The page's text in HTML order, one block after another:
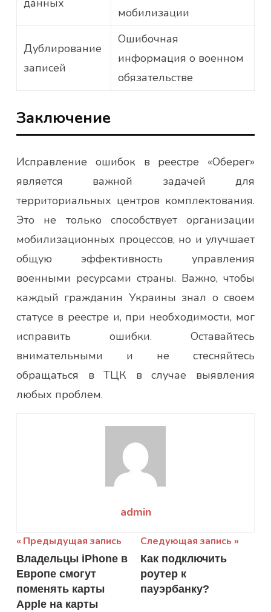
данных
мобилизации
Дублирование
записей
Ошибочная
информация о военном
обязательстве
Заключение
Исправление ошибок в реестре «Оберег»
является важной задачей для
территориальных центров комплектования.
Это не только способствует организации
мобилизационных процессов, но и улучшает
общую эффективность управления
военными ресурсами страны. Важно, чтобы
каждый гражданин Украины знал о своем
статусе в реестре и, при необходимости, мог
исправить ошибки. Оставайтесь
внимательными и не стесняйтесь
обращаться в ТЦК в случае выявления
любых проблем.
admin
Навигация
по
записям
Предыдущая запись
Владельцы iPhone в
Европе смогут
поменять карты
Apple на карты
Следующая запись
Как подключить
роутер к
пауэрбанку?